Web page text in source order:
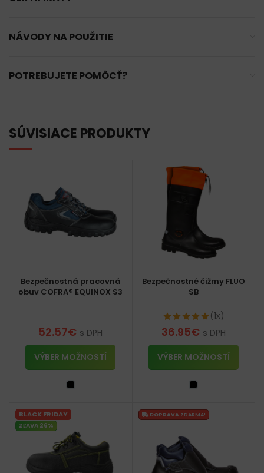
NÁVODY NA POUŽITIE
POTREBUJETE POMÔCŤ?
SÚVISIACE PRODUKTY
Bezpečnostná pracovná
obuv COFRA® EQUINOX S3
52.57€ s DPH
VÝBER MOŽNOSTÍ
Bezpečnostné čižmy FLUO
SB
(1x)
36.95€ s DPH
VÝBER MOŽNOSTÍ
BLACK FRIDAY
ZĽAVA 26%
DOPRAVA ZDARMA!